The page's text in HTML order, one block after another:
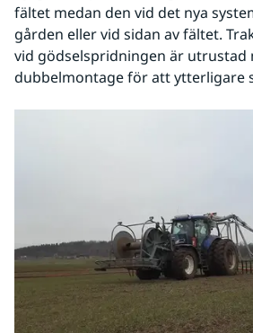
fältet medan den vid det nya
gården eller vid sidan av fältet.
vid gödselspridningen är utrustad
dubbelmontage för att ytterligare